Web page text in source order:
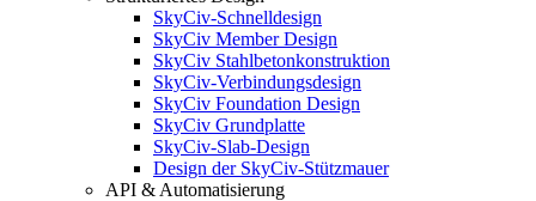
SkyCiv-Schnelldesign
SkyCiv Member Design
SkyCiv Stahlbetonkonstruktion
SkyCiv-Verbindungsdesign
SkyCiv Foundation Design
SkyCiv Grundplatte
SkyCiv-Slab-Design
Design der SkyCiv-Stützmauer
API & Automatisierung